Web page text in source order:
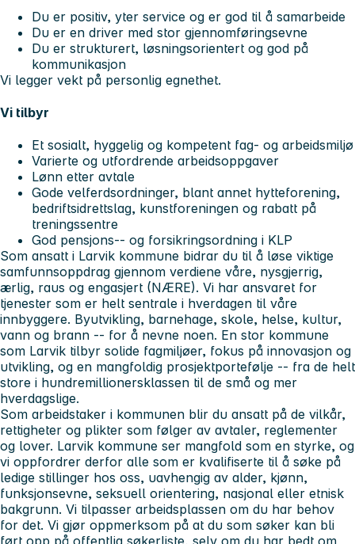
Du er positiv, yter service og er god til å samarbeide
Du er en driver med stor gjennomføringsevne
Du er strukturert, løsningsorientert og god på
kommunikasjon
Vi legger vekt på personlig egnethet.
Vi tilbyr
Et sosialt, hyggelig og kompetent fag- og arbeidsmiljø
Varierte og utfordrende arbeidsoppgaver
Lønn etter avtale
Gode velferdsordninger, blant annet hytteforening,
bedriftsidrettslag, kunstforeningen og rabatt på
treningssentre
God pensjons-- og forsikringsordning i KLP
Som ansatt i Larvik kommune bidrar du til å løse viktige
samfunnsoppdrag gjennom verdiene våre, nysgjerrig,
ærlig, raus og engasjert (NÆRE). Vi har ansvaret for
tjenester som er helt sentrale i hverdagen til våre
innbyggere. Byutvikling, barnehage, skole, helse, kultur,
vann og brann -- for å nevne noen. En stor kommune
som Larvik tilbyr solide fagmiljøer, fokus på innovasjon og
utvikling, og en mangfoldig prosjektportefølje -- fra de helt
store i hundremillionersklassen til de små og mer
hverdagslige.
Som arbeidstaker i kommunen blir du ansatt på de vilkår,
rettigheter og plikter som følger av avtaler, reglementer
og lover. Larvik kommune ser mangfold som en styrke, og
vi oppfordrer derfor alle som er kvalifiserte til å søke på
ledige stillinger hos oss, uavhengig av alder, kjønn,
funksjonsevne, seksuell orientering, nasjonal eller etnisk
bakgrunn. Vi tilpasser arbeidsplassen om du har behov
for det. Vi gjør oppmerksom på at du som søker kan bli